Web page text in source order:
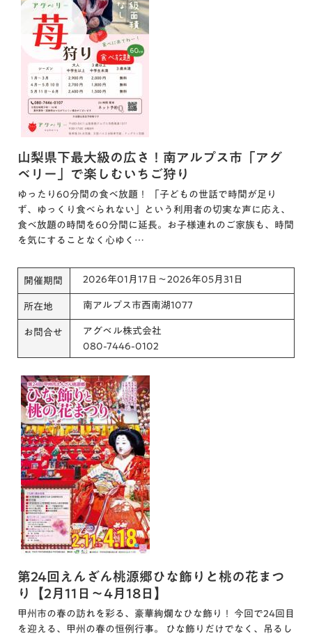
山梨県下最大級の広さ！南アルプス市「アグ
ベリー」で楽しむいちご狩り
ゆったり60分間の食べ放題！ 「子どもの世話で時間が足り
ず、ゆっくり食べられない」という利用者の切実な声に応え、
食べ放題の時間を60分間に延長。お子様連れのご家族も、時間
を気にすることなく心ゆく…
開催期間 2026年01月17日～2026年05月31日
所在地 南アルプス市西南湖1077
お問合せ
アグベル株式会社
080-7446-0102
第24回えんざん桃源郷ひな飾りと桃の花まつ
り【2月11日～4月18日】
甲州市の春の訪れを彩る、豪華絢爛なひな飾り！ 今回で24回目
を迎える、甲州の春の恒例行事。 ひな飾りだけでなく、吊るし